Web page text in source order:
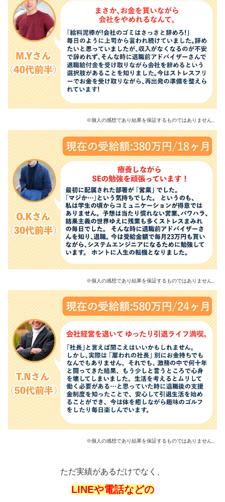
※個人の感想であり結果を保証するものではありません。
※個人の感想であり結果を保証するものではありません。
※個人の感想であり結果を保証するものではありません。
ただ実績があるだけでなく、
LINEや電話などの